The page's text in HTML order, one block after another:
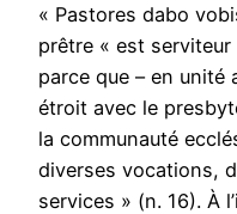
« Pastores dabo
prêtre « est serviteur
parce que – en unité
étroit avec le
la communauté
diverses vocations,
services » (n. 16). À